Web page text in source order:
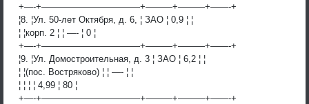
+—-+———————————+———+———+——-+
¦8. ¦Ул. 50-лет Октября, д. 6, ¦ ЗАО ¦ 0,9 ¦ ¦
¦ ¦корп. 2 ¦ ¦ —- ¦ 0 ¦
+—-+———————————+———+———+——-+
¦9. ¦Ул. Домостроительная, д. 3 ¦ ЗАО ¦ 6,2 ¦ ¦
¦ ¦(пос. Востряково) ¦ ¦ —- ¦ ¦
¦ ¦ ¦ ¦ 4,99 ¦ 80 ¦
+—-+———————————+———+———+——-+